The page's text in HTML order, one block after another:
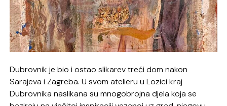
Dubrovnik je bio i ostao slikarev treći dom nakon
Sarajeva i Zagreba. U svom atelieru u Lozici kraj
Dubrovnika naslikana su mnogobrojna djela koja se